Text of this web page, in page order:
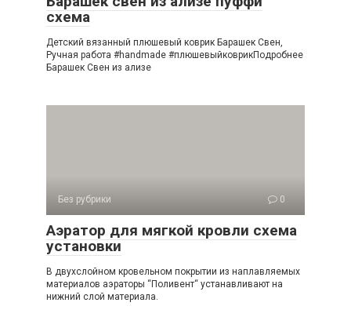
схема
Детский вязанный плюшевый коврик Барашек Свен,
Ручная работа #handmade #плюшевыйковрикПодробнее
Барашек Свен из ализе
Без рубрики 0
Аэратор для мягкой кровли схема
установки
В двухслойном кровельном покрытии из наплавляемых
материалов аэраторы “Поливент“ устанавливают на
нижний слой материала.